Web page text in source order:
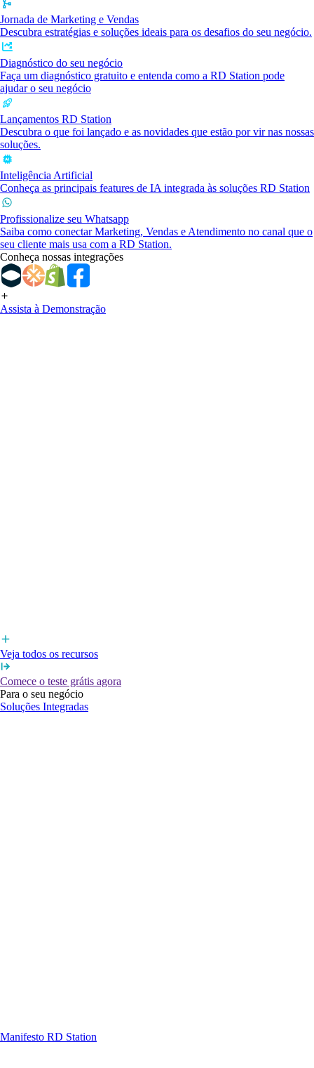
Jornada de Marketing e Vendas
Descubra estratégias e soluções ideais para os desafios do seu negócio.
Diagnóstico do seu negócio
Faça um diagnóstico gratuito e entenda como a RD Station pode
ajudar o seu negócio
Lançamentos RD Station
Descubra o que foi lançado e as novidades que estão por vir nas nossas
soluções.
Inteligência Artificial
Conheça as principais features de IA integrada às soluções RD Station
Profissionalize seu Whatsapp
Saiba como conectar Marketing, Vendas e Atendimento no canal que o
seu cliente mais usa com a RD Station.
Conheça nossas integrações
Assista à Demonstração
Veja todos os recursos
Comece o teste grátis agora
Para o seu negócio
Soluções Integradas
Manifesto RD Station